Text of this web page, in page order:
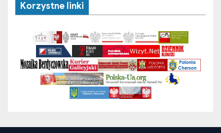
Korzystne linki